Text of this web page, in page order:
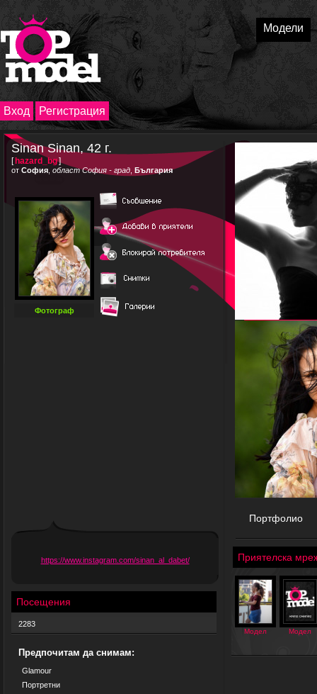
Модели
Вход Регистрация
Sinan Sinan, 42 г.
[ hazard_bg]
от София област София - град България
Фотограф
https://www.instagram.com/sinan_al_dabet/
Посещения
2283
Предпочитам да снимам:
Glamour
Портретни
Портфолио
Приятелска
Модел Модел